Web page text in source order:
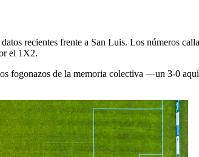
recientes frente a San Luis. Los números
el 1X2.
fogonazos de la memoria colectiva —un 3-0